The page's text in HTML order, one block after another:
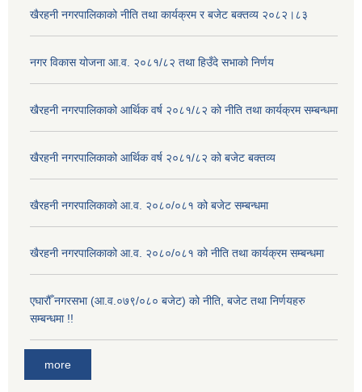
खैरहनी नगरपालिकाको नीति तथा कार्यक्रम र बजेट बक्तव्य २०८२।८३
नगर विकास योजना आ.व. २०८१/८२ तथा हिउँदे सभाको निर्णय
खैरहनी नगरपालिकाको आर्थिक वर्ष २०८१/८२ को नीति तथा कार्यक्रम सम्बन्धमा
खैरहनी नगरपालिकाको आर्थिक वर्ष २०८१/८२ को बजेट बक्तव्य
खैरहनी नगरपालिकाको आ.व. २०८०/०८१ को बजेट सम्बन्धमा
खैरहनी नगरपालिकाको आ.व. २०८०/०८१ को नीति तथा कार्यक्रम सम्बन्धमा
एघारौँ नगरसभा (आ.व.०७९/०८० बजेट) को नीति, बजेट तथा निर्णयहरु
सम्बन्धमा !!
more